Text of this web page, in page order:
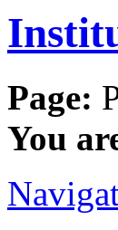
Page:
You